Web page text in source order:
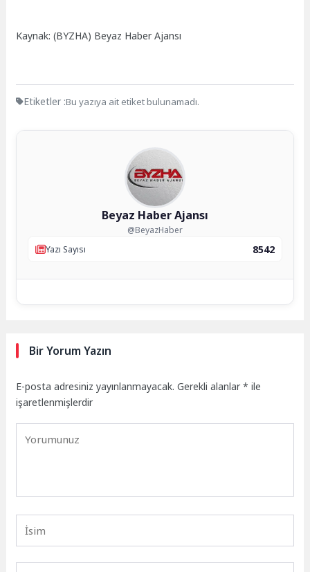
Kaynak: (BYZHA) Beyaz Haber Ajansı
Etiketler :Bu yazıya ait etiket bulunamadı.
Beyaz Haber Ajansı
@BeyazHaber
Yazı Sayısı
8542
Bir Yorum Yazın
E-posta adresiniz yayınlanmayacak. Gerekli alanlar* ile
işaretlenmişlerdir